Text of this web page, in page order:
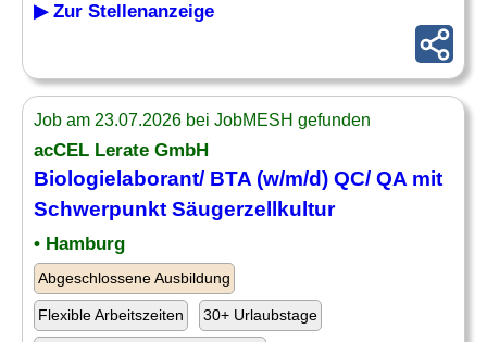
▶ Zur Stellenanzeige
Job am 23.07.2026 bei JobMESH gefunden
acCEL Lerate GmbH
Biologielaborant/ BTA (w/m/d) QC/ QA mit
Schwerpunkt Säugerzellkultur
• Hamburg
Abgeschlossene Ausbildung
Flexible Arbeitszeiten 30+ Urlaubstage